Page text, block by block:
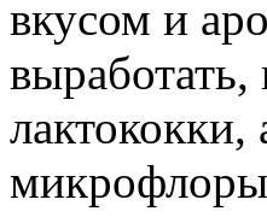
вкусом и
выработать,
микрофлоры